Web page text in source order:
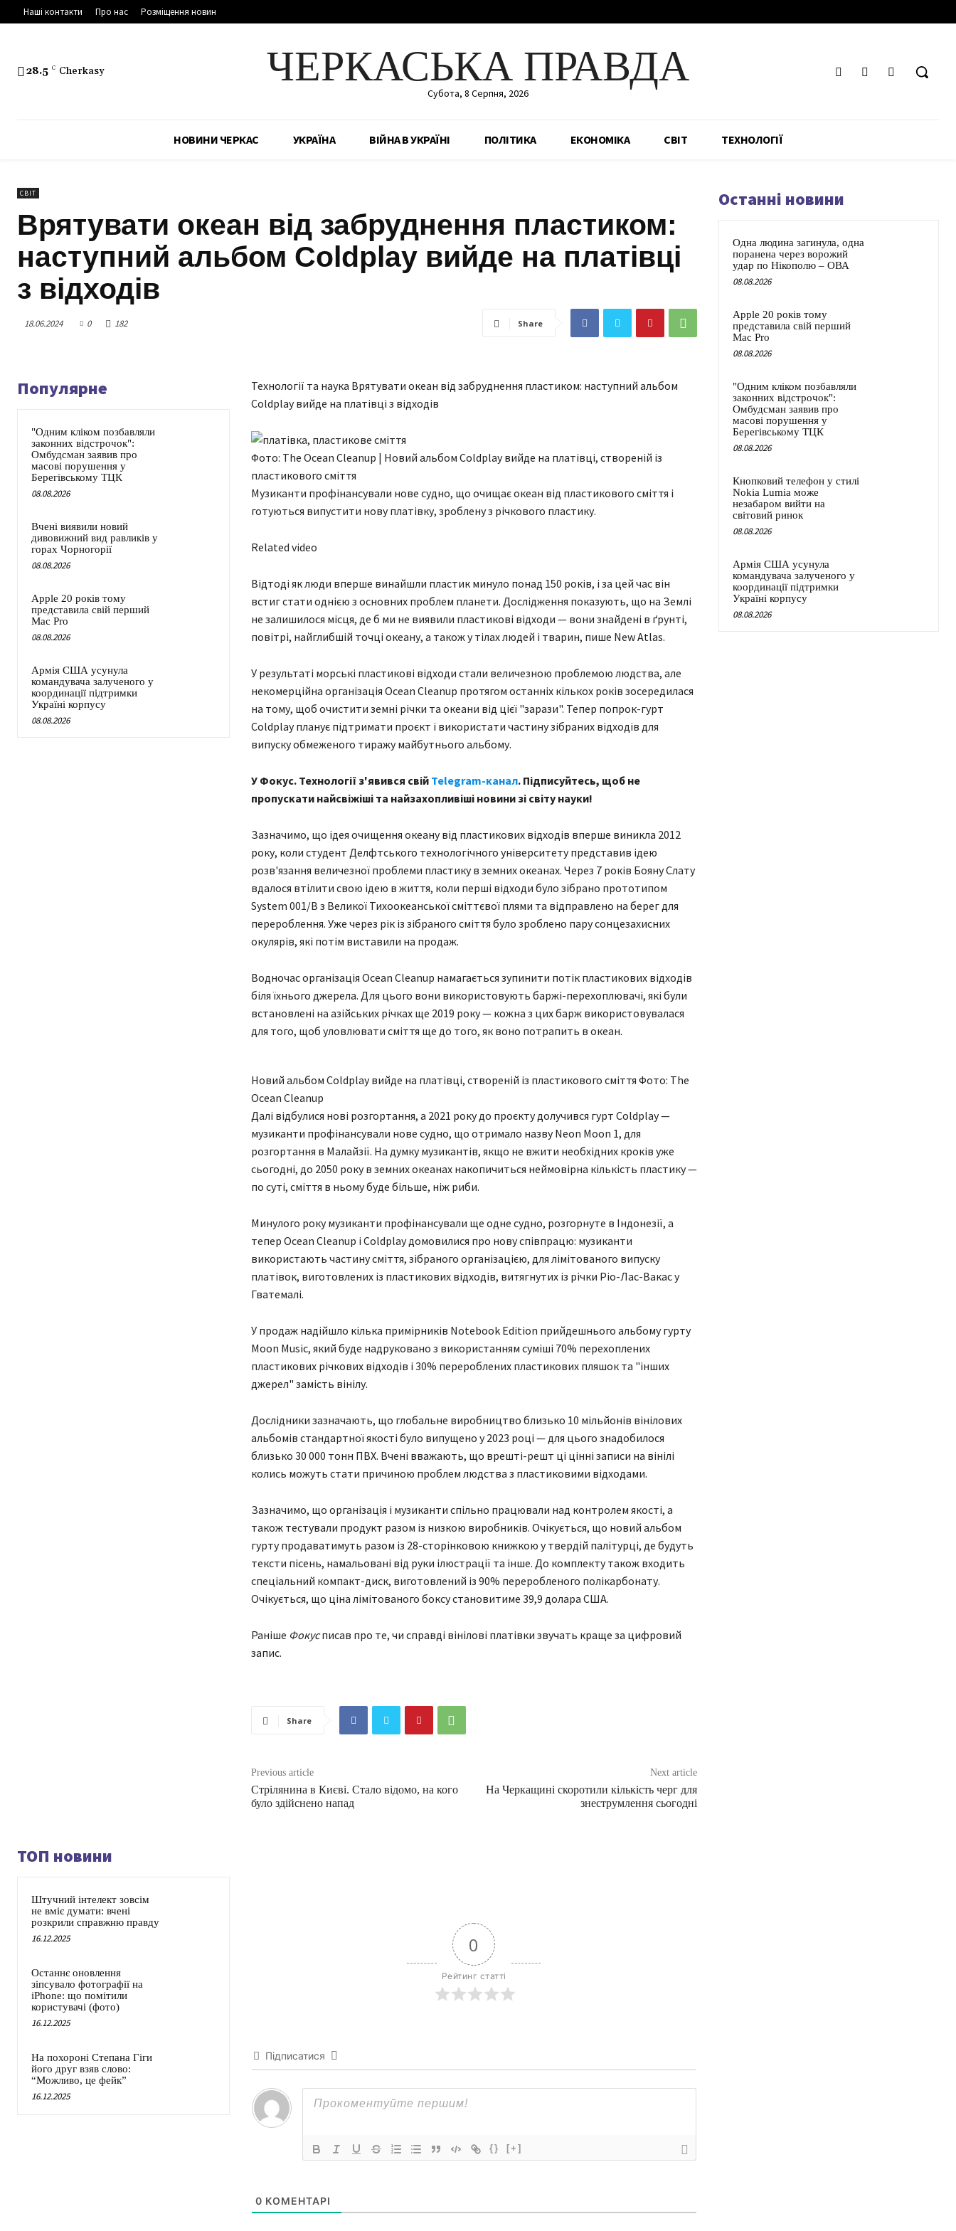
Наші контакти Про нас Розміщення новин
28.5 C Cherkasy ЧЕРКАСЬКА ПРАВДА
Субота, 8 Серпня, 2026
НОВИНИ ЧЕРКАС УКРАЇНА ВІЙНА В УКРАЇНІ ПОЛІТИКА ЕКОНОМІКА СВІТ ТЕХНОЛОГІЇ
СВІТ
Врятувати океан від забруднення пластиком:
наступний альбом Coldplay вийде на платівці
з відходів
18.06.2024 0 182 Share
Популярне
"Одним кліком позбавляли
законних відстрочок":
Омбудсман заявив про
масові порушення у
Берегівському ТЦК
08.08.2026
Вчені виявили новий
дивовижний вид равликів у
горах Чорногорії
08.08.2026
Apple 20 років тому
представила свій перший
Mac Pro
08.08.2026
Армія США усунула
командувача залученого у
координації підтримки
Україні корпусу
08.08.2026
Технології та наука Врятувати океан від забруднення пластиком: наступний альбом
Coldplay вийде на платівці з відходів
Фото: The Ocean Cleanup | Новий альбом Coldplay вийде на платівці, створеній із
пластикового сміття
Музиканти профінансували нове судно, що очищає океан від пластикового сміття і
готуються випустити нову платівку, зроблену з річкового пластику.
Related video
Відтоді як люди вперше винайшли пластик минуло понад 150 років, і за цей час він
встиг стати однією з основних проблем планети. Дослідження показують, що на Землі
не залишилося місця, де б ми не виявили пластикові відходи — вони знайдені в ґрунті,
повітрі, найглибшій точці океану, а також у тілах людей і тварин, пише New Atlas.
У результаті морські пластикові відходи стали величезною проблемою людства, але
некомерційна організація Ocean Cleanup протягом останніх кількох років зосередилася
на тому, щоб очистити земні річки та океани від цієї "зарази". Тепер попрок-гурт
Coldplay планує підтримати проєкт і використати частину зібраних відходів для
випуску обмеженого тиражу майбутнього альбому.
У Фокус. Технології з'явився свій Telegram-канал. Підписуйтесь, щоб не
пропускати найсвіжіші та найзахопливіші новини зі світу науки!
Зазначимо, що ідея очищення океану від пластикових відходів вперше виникла 2012
року, коли студент Делфтського технологічного університету представив ідею
розв'язання величезної проблеми пластику в земних океанах. Через 7 років Бояну Слату
вдалося втілити свою ідею в життя, коли перші відходи було зібрано прототипом
System 001/B з Великої Тихоокеанської сміттєвої плями та відправлено на берег для
перероблення. Уже через рік із зібраного сміття було зроблено пару сонцезахисних
окулярів, які потім виставили на продаж.
Водночас організація Ocean Cleanup намагається зупинити потік пластикових відходів
біля їхнього джерела. Для цього вони використовують баржі-перехоплювачі, які були
встановлені на азійських річках ще 2019 року — кожна з цих барж використовувалася
для того, щоб уловлювати сміття ще до того, як воно потрапить в океан.
Новий альбом Coldplay вийде на платівці, створеній із пластикового сміття Фото: The
Ocean Cleanup
Далі відбулися нові розгортання, а 2021 року до проєкту долучився гурт Coldplay —
музиканти профінансували нове судно, що отримало назву Neon Moon 1, для
розгортання в Малайзії. На думку музикантів, якщо не вжити необхідних кроків уже
сьогодні, до 2050 року в земних океанах накопичиться неймовірна кількість пластику —
по суті, сміття в ньому буде більше, ніж риби.
Минулого року музиканти профінансували ще одне судно, розгорнуте в Індонезії, а
тепер Ocean Cleanup і Coldplay домовилися про нову співпрацю: музиканти
використають частину сміття, зібраного організацією, для лімітованого випуску
платівок, виготовлених із пластикових відходів, витягнутих із річки Ріо-Лас-Вакас у
Гватемалі.
У продаж надійшло кілька примірників Notebook Edition прийдешнього альбому гурту
Moon Music, який буде надруковано з використанням суміші 70% перехоплених
пластикових річкових відходів і 30% перероблених пластикових пляшок та "інших
джерел" замість вінілу.
Дослідники зазначають, що глобальне виробництво близько 10 мільйонів вінілових
альбомів стандартної якості було випущено у 2023 році — для цього знадобилося
близько 30 000 тонн ПВХ. Вчені вважають, що врешті-решт ці цінні записи на вінілі
колись можуть стати причиною проблем людства з пластиковими відходами.
Зазначимо, що організація і музиканти спільно працювали над контролем якості, а
також тестували продукт разом із низкою виробників. Очікується, що новий альбом
гурту продаватимуть разом із 28-сторінковою книжкою у твердій палітурці, де будуть
тексти пісень, намальовані від руки ілюстрації та інше. До комплекту також входить
спеціальний компакт-диск, виготовлений із 90% переробленого полікарбонату.
Очікується, що ціна лімітованого боксу становитиме 39,9 долара США.
Раніше Фокусписав про те, чи справді вінілові платівки звучать краще за цифровий
запис.
Share
Previous article
Стрілянина в Києві. Стало відомо, на кого
було здійснено напад
Next article
На Черкащині скоротили кількість черг для
знеструмлення сьогодні
ТОП новини
Штучний інтелект зовсім
не вміє думати: вчені
розкрили справжню правду
16.12.2025
Останнє оновлення
зіпсувало фотографії на
iPhone: що помітили
користувачі (фото)
16.12.2025
На похороні Степана Гіги
його друг взяв слово:
“Можливо, це фейк”
16.12.2025
0
Рейтинг статті
Підписатися
{} [+]
0 КОМЕНТАРІ
Останні новини
Одна людина загинула, одна
поранена через ворожий
удар по Нікополю – ОВА
08.08.2026
Apple 20 років тому
представила свій перший
Mac Pro
08.08.2026
"Одним кліком позбавляли
законних відстрочок":
Омбудсман заявив про
масові порушення у
Берегівському ТЦК
08.08.2026
Кнопковий телефон у стилі
Nokia Lumia може
незабаром вийти на
світовий ринок
08.08.2026
Армія США усунула
командувача залученого у
координації підтримки
Україні корпусу
08.08.2026